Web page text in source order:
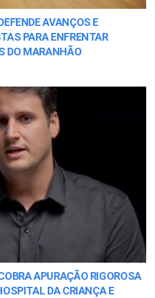
AVANÇOS E
PARA ENFRENTAR
DO MARANHÃO
APURAÇÃO RIGOROSA
DA CRIANÇA E